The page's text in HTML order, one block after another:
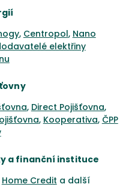
, Centropol, Nano
elektřiny
, Direct Pojišťovna,
, Kooperativa, ČPP
a finanční instituce
Home Credit a další